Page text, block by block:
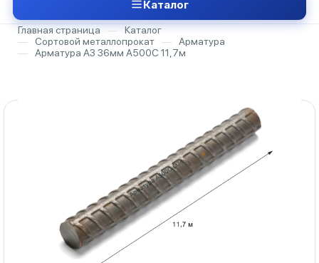
Каталог
Главная страница —
Каталог
—
Сортовой металлопрокат —
Арматура
—
Арматура А3 36мм А500С 11,7м